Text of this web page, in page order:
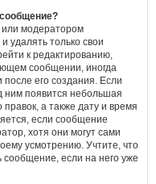
или модератором
удалять только свои
к редактированию,
сообщении, иногда
после его создания. Если
ним появится небольшая
правок, а также дату и время
если сообщение
хотя они могут сами
усмотрению. Учтите, что
сообщение, если на него уже